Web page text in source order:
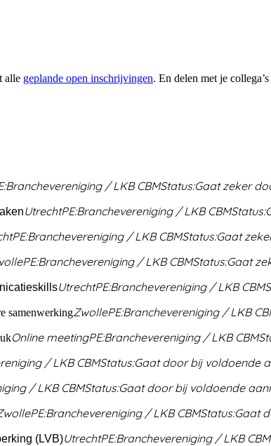
alle geplande open inschrijvingen. En delen met je
Branchevereniging / LKB CBMStatus:Gaat zeker
UtrechtPE:Branchevereniging / LKB CBMStatus:
PE:Branchevereniging / LKB CBMStatus:Gaat
PE:Branchevereniging / LKB CBMStatus:Gaat
UtrechtPE:Branchevereniging / LKB CBM
samenwerkingZwollePE:Branchevereniging / LKB
Online meetingPE:Branchevereniging / LKB CBM
/ LKB CBMStatus:Gaat door bij voldoende
/ LKB CBMStatus:Gaat door bij voldoende
PE:Branchevereniging / LKB CBMStatus:Gaat
(LVB)UtrechtPE:Branchevereniging / LKB CBM